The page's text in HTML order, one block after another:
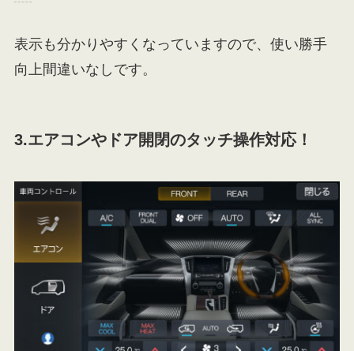
表示も分かりやすくなっていますので、使い勝手
向上間違いなしです。
3.エアコンやドア開閉のタッチ操作対応！